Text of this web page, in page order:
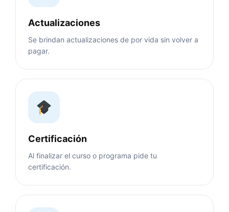
Actualizaciones
Se brindan actualizaciones de por vida sin volver a
pagar.
Certificación
Al finalizar el curso o programa pide tu
certificación.